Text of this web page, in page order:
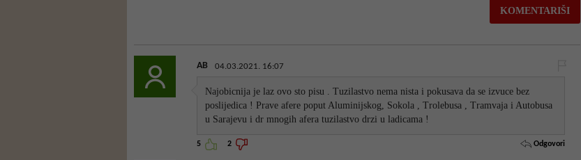
AB 04.03.2021. 16:07
Najobicnija je laz ovo sto pisu . Tuzilastvo nema nista i pokusava da se izvuce bez
poslijedica ! Prave afere poput Aluminijskog, Sokola , Trolebusa , Tramvaja i Autobusa
u Sarajevu i dr mnogih afera tuzilastvo drzi u ladicama !
5 2 Odgovori